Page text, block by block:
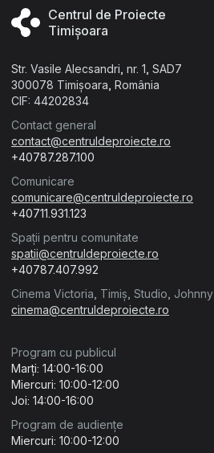
Centrul de Proiecte
Timișoara
Str. Vasile Alecsandri, nr. 1, SAD7
300078 Timișoara, România
CIF: 44202834
Contact general
contact@centruldeproiecte.ro
+40787.287.100
Comunicare
comunicare@centruldeproiecte.ro
+40711.931.123
Spații pentru comunitate
spatii@centruldeproiecte.ro
+40787.407.992
Cinema Victoria, Timiș, Studio, Johnny
cinema@centruldeproiecte.ro
Program cu publicul
Marți: 14:00-16:00
Miercuri: 10:00-12:00
Joi: 14:00-16:00
Program de audiențe
Miercuri: 10:00-12:00